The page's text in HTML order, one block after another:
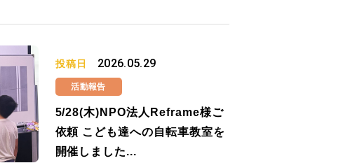
投稿日 2026.05.29
活動報告
5/28(木)NPO法人Reframe様ご
依頼 こども達への自転車教室を
開催しました...